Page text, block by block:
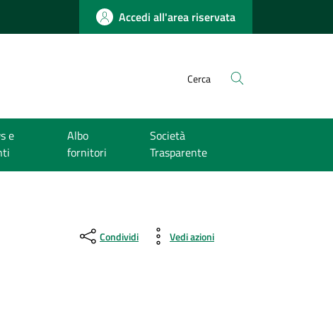
Accedi all'area riservata
Cerca
e
Albo
fornitori
Società
Trasparente
Condividi Vedi azioni